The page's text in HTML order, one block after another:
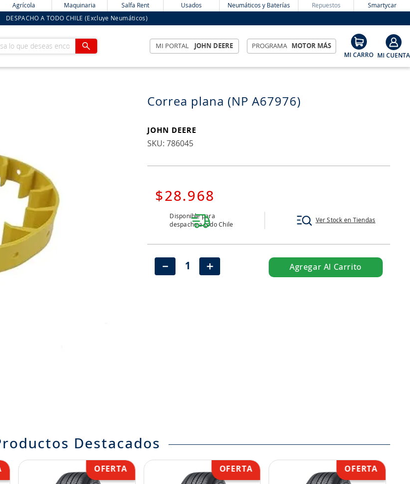
Agrícola Maquinaria Salfa Rent Usados Neumáticos y Baterías Repuestos Smartycar
DESPACHO A TODO CHILE (Excluye Neumáticos)
lo que deseas encontrar MI PORTAL JOHN DEERE PROGRAMA MOTOR MÁS
Correa plana (NP A67976)
JOHN DEERE
: 786045
$28.968
Disponible para
despacho a todo Chile
Ver Stock en Tiendas
＋
－ Agregar Al Carrito
Destacados